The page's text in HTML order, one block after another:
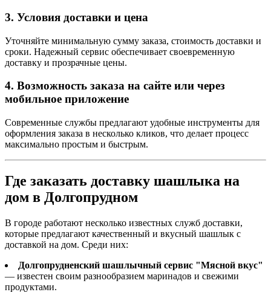
3. Условия доставки и цена
Уточняйте минимальную сумму заказа, стоимость доставки и
сроки. Надежный сервис обеспечивает своевременную
доставку и прозрачные цены.
4. Возможность заказа на сайте или через
мобильное приложение
Современные службы предлагают удобные инструменты для
оформления заказа в несколько кликов, что делает процесс
максимально простым и быстрым.
Где заказать доставку шашлыка на
дом в Долгопрудном
В городе работают несколько известных служб доставки,
которые предлагают качественный и вкусный шашлык с
доставкой на дом. Среди них:
Долгопрудненский шашлычный сервис "Мясной вкус"
— известен своим разнообразием маринадов и свежими
продуктами.